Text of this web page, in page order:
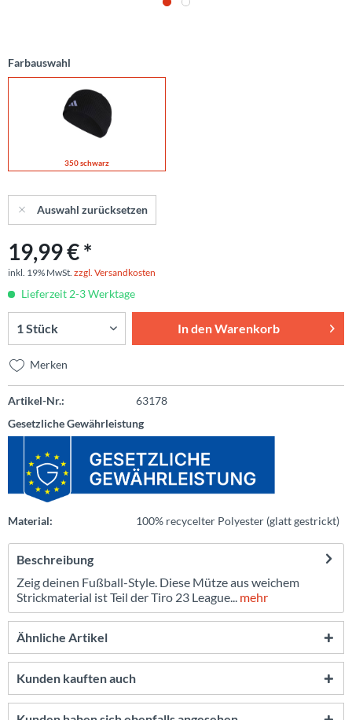
Farbauswahl
350 schwarz
Auswahl zurücksetzen
19,99 € *
inkl. 19% MwSt. zzgl. Versandkosten
Lieferzeit 2-3 Werktage
In denWarenkorb
Merken
Artikel-Nr.:
63178
Gesetzliche Gewährleistung
Material: 100% recycelter Polyester (glatt gestrickt)
Beschreibung
Zeig deinen Fußball-Style. Diese Mütze aus weichem
Strickmaterial ist Teil der Tiro 23 League... mehr
Ähnliche Artikel
Kunden kauften auch